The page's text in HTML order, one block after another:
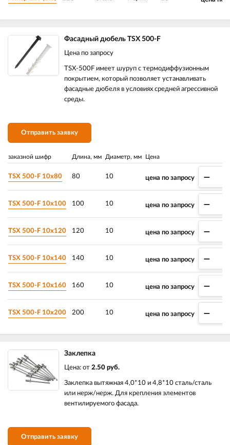
Фасадный дюбель TSX 500-F
Цена по запросу
TSX-500F имеет шуруп с термодиффузионным
покрытием, который позволяет устанавливать
фасадные дюбеля в условиях средней агрессивной
среды.
Отправить заявку
заказной шифр Длина, мм Диаметр, мм Цена
TSX 500-F 10х80 80 10 цена по запросу –
TSX 500-F 10х100 100 10 цена по запросу –
TSX 500-F 10х120 120 10 цена по запросу –
TSX 500-F 10х140 140 10 цена по запросу –
TSX 500-F 10х160 160 10 цена по запросу –
TSX 500-F 10х200 200 10 цена по запросу –
Заклепка
Цена: от 2.50 руб.
Заклепка вытяжная 4,0*10 и 4,8*10 сталь/сталь
или нерж/нерж. Для крепления элементов
вентилируемого фасада.
Отправить заявку